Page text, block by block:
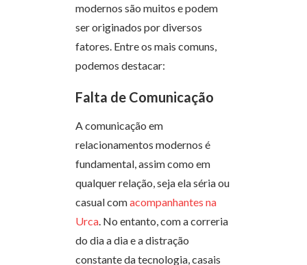
modernos são muitos e podem
ser originados por diversos
fatores. Entre os mais comuns,
podemos destacar:
Falta de Comunicação
A comunicação em
relacionamentos modernos é
fundamental, assim como em
qualquer relação, seja ela séria ou
casual comacompanhantes na
Urca. No entanto, com a correria
do dia a dia e a distração
constante da tecnologia, casais